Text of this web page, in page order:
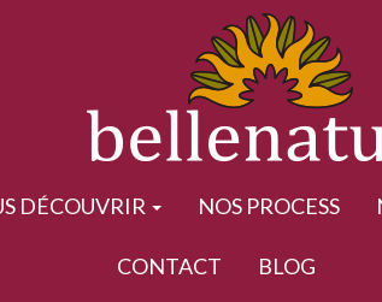
DÉCOUVRIR NOS PROCESS
CONTACT BLOG